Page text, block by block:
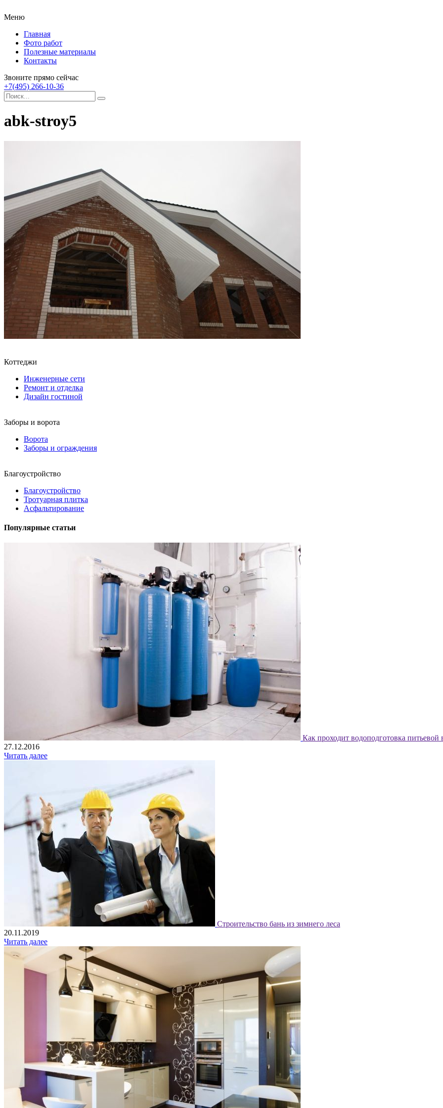
Меню
Главная
Фото работ
Полезные материалы
Контакты
Звоните прямо сейчас
+7(495) 266-10-36
abk-stroy5
Коттеджи
Инженерные сети
Ремонт и отделка
Дизайн гостиной
Заборы и ворота
Ворота
Заборы и ограждения
Благоустройство
Благоустройство
Тротуарная плитка
Асфальтирование
Популярные статьи
Как проходит водоподготовка питьевой
27.12.2016
Читать далее
Строительство бань из зимнего леса
20.11.2019
Читать далее